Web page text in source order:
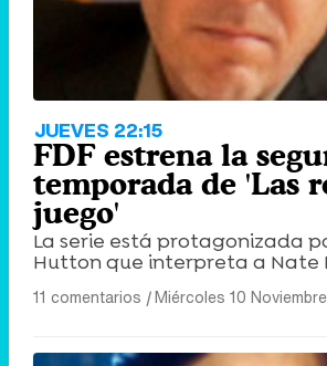
JUEVES 22:15
FDF estrena la
temporada de 'Las
juego'
La serie está protagonizada
Hutton que interpreta a Nate
11 comentarios |Miércoles 10